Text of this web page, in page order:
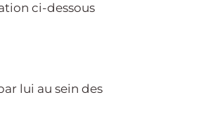
ci-dessous
lui au sein des